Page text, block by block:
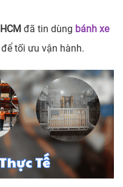
đã tin dùng bánh xe
tối ưu vận hành.